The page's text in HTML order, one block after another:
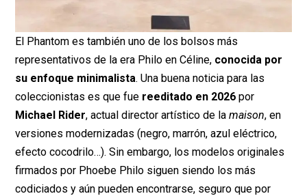
El Phantom es también uno de los bolsos más
representativos de la era Philo en Céline, conocida por
su enfoque minimalista. Una buena noticia para las
coleccionistas es que fue reeditado en 2026 por
Michael Rider, actual director artístico de lamaison, en
versiones modernizadas (negro, marrón, azul eléctrico,
efecto cocodrilo…). Sin embargo, los modelos originales
firmados por Phoebe Philo siguen siendo los más
codiciados y aún pueden encontrarse, seguro que por